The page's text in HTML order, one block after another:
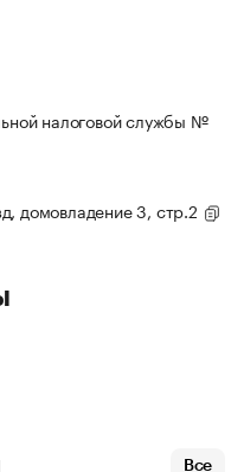
налоговой службы №
домовладение 3, стр.2
Все